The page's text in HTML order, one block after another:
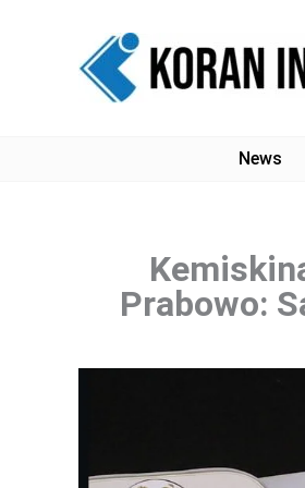
News
Prabowo: